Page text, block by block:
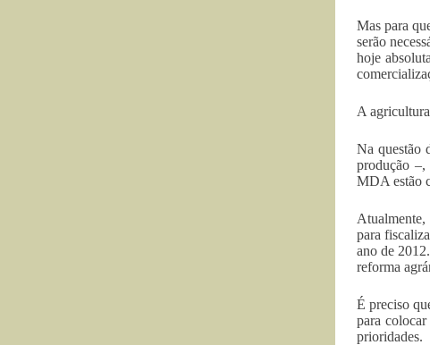
Mas para
serão
hoje
A
Na questão
produção –,
MDA estão
Atualmente,
para
ano de
reforma
É preciso
para
prioridades.